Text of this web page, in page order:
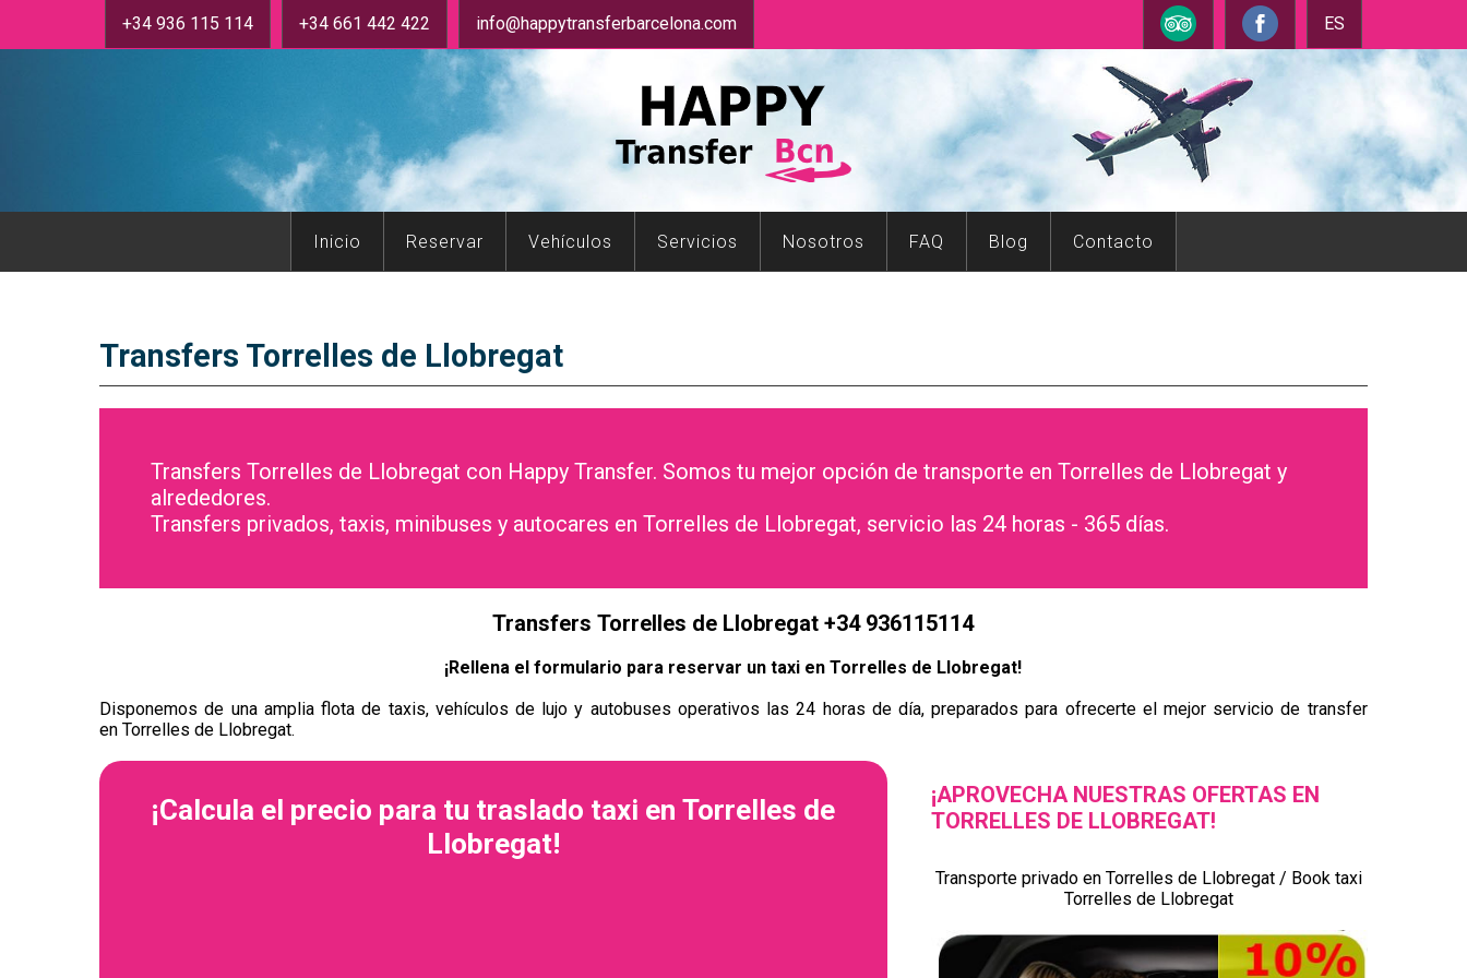
ES
+34 936 115 114 +34 661 442 422 info@happytransferbarcelona.com
Inicio Reservar Vehículos Servicios Nosotros FAQ Blog Contacto
Transfers Torrelles de Llobregat
Transfers Torrelles de Llobregat con Happy Transfer. Somos tu mejor opción de transporte en Torrelles de Llobregat y
alrededores.
Transfers privados, taxis, minibuses y autocares en Torrelles de Llobregat, servicio las 24 horas - 365 días.
Transfers Torrelles de Llobregat +34 936115114
¡Rellena el formulario para reservar un taxi en Torrelles de Llobregat!
Disponemos de una amplia flota de taxis, vehículos de lujo y autobuses operativos las 24 horas de día, preparados para ofrecerte el mejor servicio de transfer
en Torrelles de Llobregat.
¡Calcula el precio para tu traslado taxi en Torrelles de
Llobregat!
¡APROVECHA NUESTRAS OFERTAS EN
TORRELLES DE LLOBREGAT!
Transporte privado en Torrelles de Llobregat / Book taxi
Torrelles de Llobregat